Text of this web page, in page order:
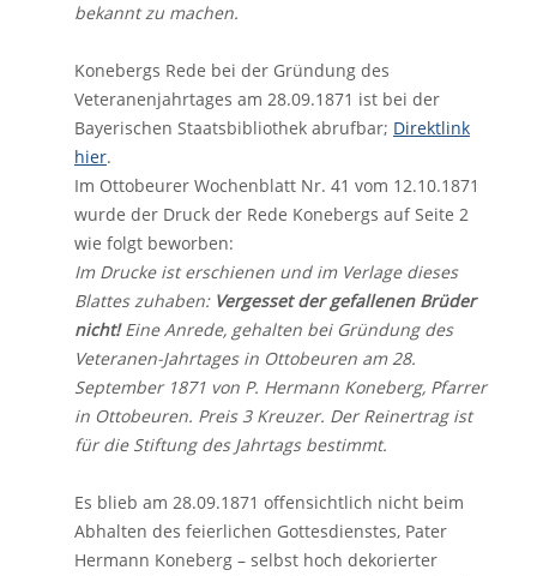
bekannt zu machen.
Konebergs Rede bei der Gründung des
Veteranenjahrtages am 28.09.1871 ist bei der
Bayerischen Staatsbibliothek abrufbar; Direktlink
hier.
Im Ottobeurer Wochenblatt Nr. 41 vom 12.10.1871
wurde der Druck der Rede Konebergs auf Seite 2
wie folgt beworben:
Im Drucke ist erschienen und im Verlage dieses
Blattes zuhaben: Vergesset der gefallenen Brüder
nicht!Eine Anrede, gehalten bei Gründung des
Veteranen-Jahrtages in Ottobeuren am 28.
September 1871 von P. Hermann Koneberg, Pfarrer
in Ottobeuren. Preis 3 Kreuzer. Der Reinertrag ist
für die Stiftung des Jahrtags bestimmt.
Es blieb am 28.09.1871 offensichtlich nicht beim
Abhalten des feierlichen Gottesdienstes, Pater
Hermann Koneberg – selbst hoch dekorierter